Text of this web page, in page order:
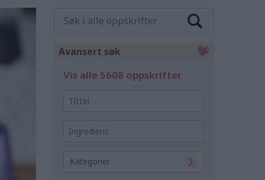
Avansert søk
Vis alle 5608 oppskrifter
Kategorier